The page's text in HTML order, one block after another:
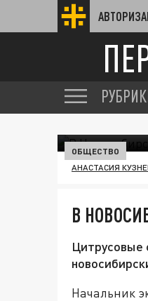
ОБЩЕСТВО
АНАСТАСИЯ
В
Цитрусовые
Начальник